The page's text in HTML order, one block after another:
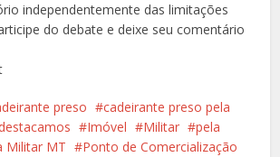
independentemente das limitações
do debate e deixe seu comentário
preso
cadeirante preso pela
destacamos Imóvel Militar
pela
Militar MT
Ponto de Comercialização